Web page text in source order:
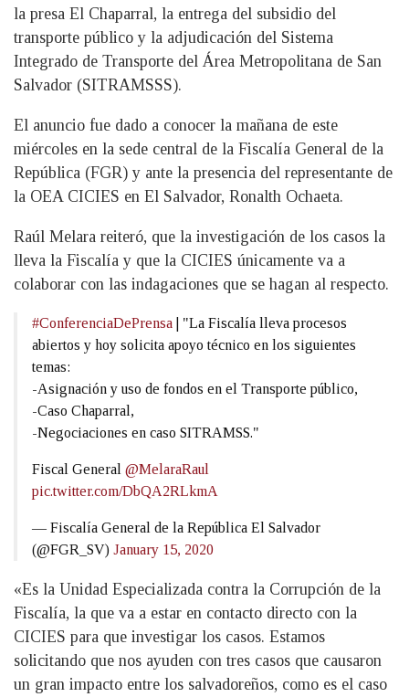
la presa El Chaparral, la entrega del subsidio del
transporte público y la adjudicación del Sistema
Integrado de Transporte del Área Metropolitana de San
Salvador (SITRAMSSS).
El anuncio fue dado a conocer la mañana de este
miércoles en la sede central de la Fiscalía General de la
República (FGR) y ante la presencia del representante de
la OEA CICIES en El Salvador, Ronalth Ochaeta.
Raúl Melara reiteró, que la investigación de los casos la
lleva la Fiscalía y que la CICIES únicamente va a
colaborar con las indagaciones que se hagan al respecto.
#ConferenciaDePrensa | "La Fiscalía lleva procesos
abiertos y hoy solicita apoyo técnico en los siguientes
temas:
-Asignación y uso de fondos en el Transporte público,
-Caso Chaparral,
-Negociaciones en caso SITRAMSS."
Fiscal General @MelaraRaul
pic.twitter.com/DbQA2RLkmA
— Fiscalía General de la República El Salvador
(@FGR_SV) January 15, 2020
«Es la Unidad Especializada contra la Corrupción de la
Fiscalía, la que va a estar en contacto directo con la
CICIES para que investigar los casos. Estamos
solicitando que nos ayuden con tres casos que causaron
un gran impacto entre los salvadoreños, como es el caso